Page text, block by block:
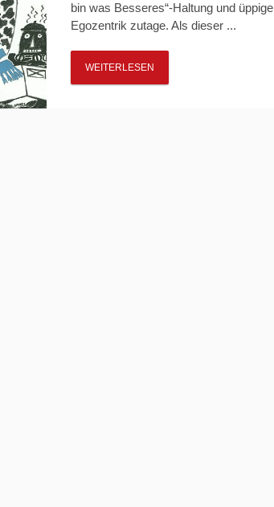
bin was Besseres“-Haltung und üppige
Egozentrik zutage. Als dieser ...
WEITERLESEN